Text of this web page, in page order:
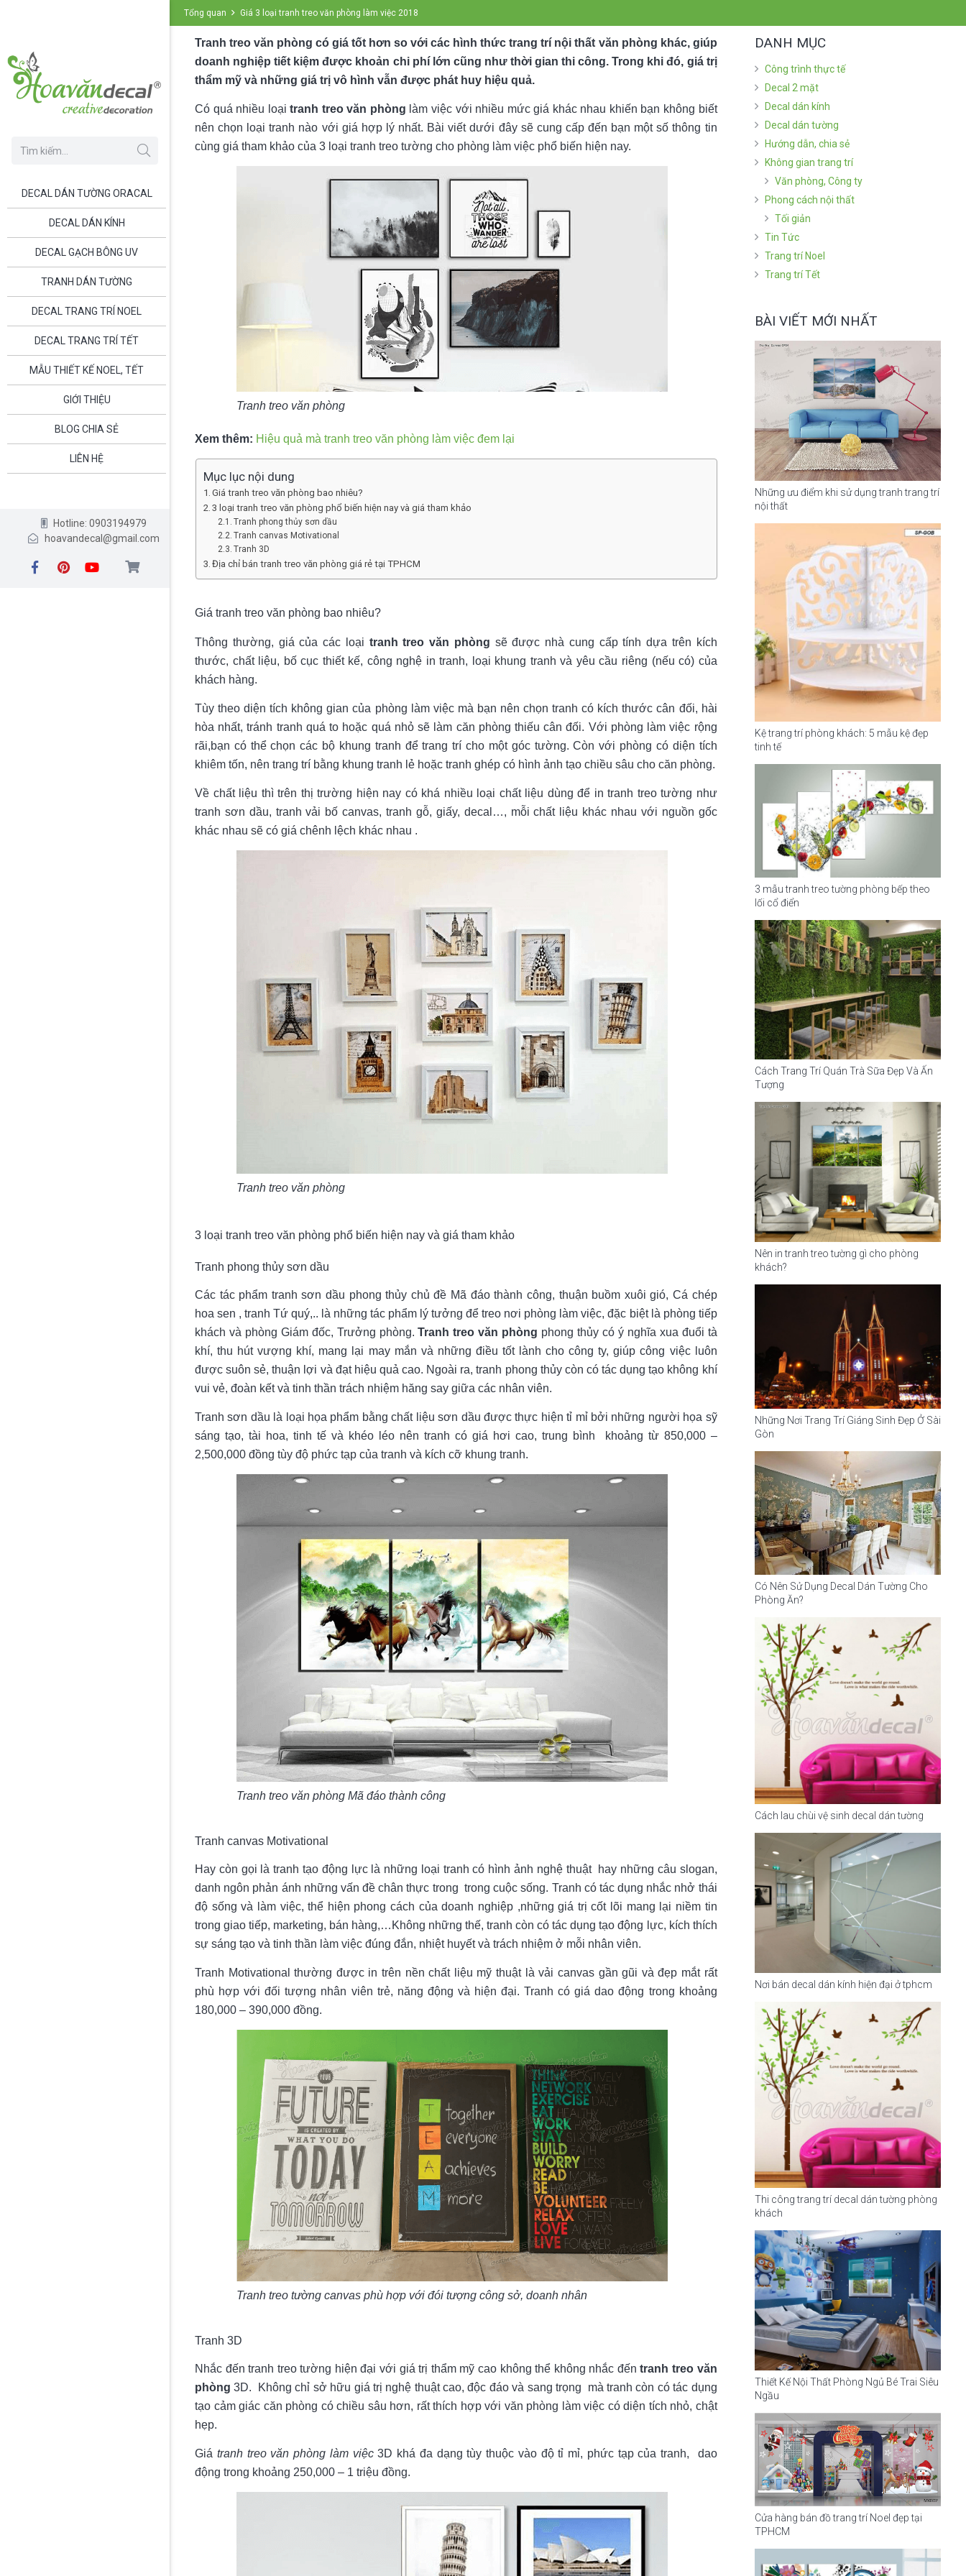
DECAL DÁN TƯỜNG ORACAL
DECAL DÁN KÍNH
DECAL GẠCH BÔNG UV
TRANH DÁN TƯỜNG
DECAL TRANG TRÍ NOEL
DECAL TRANG TRÍ TẾT
MẪU THIẾT KẾ NOEL, TẾT
GIỚI THIỆU
BLOG CHIA SẺ
LIÊN HỆ
Hotline: 0903194979
hoavandecal@gmail.com
Tổng quan Giá 3 loại tranh treo văn phòng làm việc 2018
Tranh treo văn phòng có giá tốt hơn so với các hình thức trang trí nội thất văn phòng khác, giúp
doanh nghiệp tiết kiệm được khoản chi phí lớn cũng như thời gian thi công. Trong khi đó, giá trị
thẩm mỹ và những giá trị vô hình vẫn được phát huy hiệu quả.
Có quá nhiều loạitranh treo văn phòng làm việc với nhiều mức giá khác nhau khiến bạn không biết
nên chọn loại tranh nào với giá hợp lý nhất. Bài viết dưới đây sẽ cung cấp đến bạn một số thông tin
cùng giá tham khảo của 3 loại tranh treo tường cho phòng làm việc phổ biến hiện nay.
Tranh treo văn phòng
Xem thêm: Hiệu quả mà tranh treo văn phòng làm việc đem lại
Mục lục nội dung
Giá tranh treo văn phòng bao nhiêu?
3 loại tranh treo văn phòng phổ biến hiện nay và giá tham khảo
Tranh phong thủy sơn dầu
Tranh canvas Motivational
Tranh 3D
Địa chỉ bán tranh treo văn phòng giá rẻ tại TPHCM
Giá tranh treo văn phòng bao nhiêu?
Thông thường, giá của các loại tranh treo văn phòng sẽ được nhà cung cấp tính dựa trên kích
thước, chất liệu, bố cục thiết kế, công nghệ in tranh, loại khung tranh và yêu cầu riêng (nếu có) của
khách hàng.
Tùy theo diện tích không gian của phòng làm việc mà bạn nên chọn tranh có kích thước cân đối, hài
hòa nhất, tránh tranh quá to hoặc quá nhỏ sẽ làm căn phòng thiếu cân đối. Với phòng làm việc rộng
rãi,bạn có thể chọn các bộ khung tranh để trang trí cho một góc tường. Còn với phòng có diện tích
khiêm tốn, nên trang trí bằng khung tranh lẻ hoặc tranh ghép có hình ảnh tạo chiều sâu cho căn phòng.
Về chất liệu thì trên thị trường hiện nay có khá nhiều loại chất liệu dùng để in tranh treo tường như
tranh sơn dầu, tranh vải bố canvas, tranh gỗ, giấy, decal…, mỗi chất liệu khác nhau với nguồn gốc
khác nhau sẽ có giá chênh lệch khác nhau .
Tranh treo văn phòng
3 loại tranh treo văn phòng phổ biến hiện nay và giá tham khảo
Tranh phong thủy sơn dầu
Các tác phẩm tranh sơn dầu phong thủy chủ đề Mã đáo thành công, thuận buồm xuôi gió, Cá chép
hoa sen , tranh Tứ quý,.. là những tác phẩm lý tưởng để treo nơi phòng làm việc, đặc biệt là phòng tiếp
khách và phòng Giám đốc, Trưởng phòng.Tranh treo văn phòng phong thủy có ý nghĩa xua đuổi tà
khí, thu hút vượng khí, mang lại may mắn và những điều tốt lành cho công ty, giúp công việc luôn
được suôn sẻ, thuận lợi và đạt hiệu quả cao. Ngoài ra, tranh phong thủy còn có tác dụng tạo không khí
vui vẻ, đoàn kết và tinh thần trách nhiệm hăng say giữa các nhân viên.
Tranh sơn dầu là loại họa phẩm bằng chất liệu sơn dầu được thực hiện tỉ mỉ bởi những người họa sỹ
sáng tạo, tài hoa, tinh tế và khéo léo nên tranh có giá hơi cao, trung bình khoảng từ 850,000 –
2,500,000 đồng tùy độ phức tạp của tranh và kích cỡ khung tranh.
Tranh treo văn phòng Mã đáo thành công
Tranh canvas Motivational
Hay còn gọi là tranh tạo động lực là những loại tranh có hình ảnh nghệ thuật hay những câu slogan,
danh ngôn phản ánh những vấn đề chân thực trong trong cuộc sống. Tranh có tác dụng nhắc nhở thái
độ sống và làm việc, thể hiện phong cách của doanh nghiệp ,những giá trị cốt lõi mang lại niềm tin
trong giao tiếp, marketing, bán hàng,…Không những thế, tranh còn có tác dụng tạo động lực, kích thích
sự sáng tạo và tinh thần làm việc đúng đắn, nhiệt huyết và trách nhiệm ở mỗi nhân viên.
Tranh Motivational thường được in trên nền chất liệu mỹ thuật là vải canvas gần gũi và đẹp mắt rất
phù hợp với đối tượng nhân viên trẻ, năng động và hiện đại. Tranh có giá dao động trong khoảng
180,000 – 390,000 đồng.
Tranh treo tường canvas phù hợp với đói tượng công sở, doanh nhân
Tranh 3D
Nhắc đến tranh treo tường hiện đại với giá trị thẩm mỹ cao không thể không nhắc đếntranh treo văn
phòng 3D. Không chỉ sở hữu giá trị nghệ thuật cao, độc đáo và sang trọng mà tranh còn có tác dụng
tạo cảm giác căn phòng có chiều sâu hơn, rất thích hợp với văn phòng làm việc có diện tích nhỏ, chật
hẹp.
Giá tranh treo văn phòng làm việc3D khá đa dạng tùy thuộc vào độ tỉ mỉ, phức tạp của tranh, dao
động trong khoảng 250,000 – 1 triệu đồng.
DANH MỤC
Công trình thực tế
Decal 2 mặt
Decal dán kính
Decal dán tường
Hướng dẫn, chia sẻ
Không gian trang trí
Văn phòng, Công ty
Phong cách nội thất
Tối giản
Tin Tức
Trang trí Noel
Trang trí Tết
BÀI VIẾT MỚI NHẤT
Những ưu điểm khi sử dụng tranh trang trí
nội thất
Kệ trang trí phòng khách: 5 mẫu kệ đẹp
tinh tế
3 mẫu tranh treo tường phòng bếp theo
lối cổ điển
Cách Trang Trí Quán Trà Sữa Đẹp Và Ấn
Tượng
Nên in tranh treo tường gì cho phòng
khách?
Những Nơi Trang Trí Giáng Sinh Đẹp Ở Sài
Gòn
Có Nên Sử Dụng Decal Dán Tường Cho
Phòng Ăn?
Cách lau chùi vệ sinh decal dán tường
Nơi bán decal dán kính hiện đại ở tphcm
Thi công trang trí decal dán tường phòng
khách
Thiết Kế Nội Thất Phòng Ngủ Bé Trai Siêu
Ngầu
Cửa hàng bán đồ trang trí Noel đẹp tại
TPHCM